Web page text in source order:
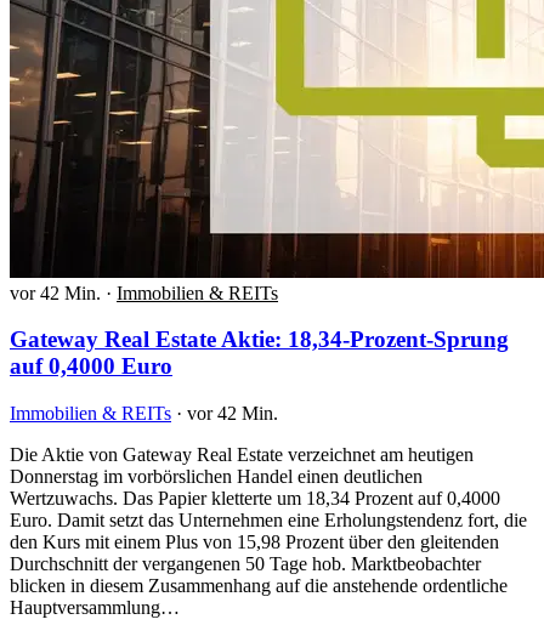
vor 42 Min. · Immobilien & REITs
Gateway Real Estate Aktie: 18,34-Prozent-Sprung
auf 0,4000 Euro
Immobilien & REITs · vor 42 Min.
Die Aktie von Gateway Real Estate verzeichnet am heutigen
Donnerstag im vorbörslichen Handel einen deutlichen
Wertzuwachs. Das Papier kletterte um 18,34 Prozent auf 0,4000
Euro. Damit setzt das Unternehmen eine Erholungstendenz fort, die
den Kurs mit einem Plus von 15,98 Prozent über den gleitenden
Durchschnitt der vergangenen 50 Tage hob. Marktbeobachter
blicken in diesem Zusammenhang auf die anstehende ordentliche
Hauptversammlung…